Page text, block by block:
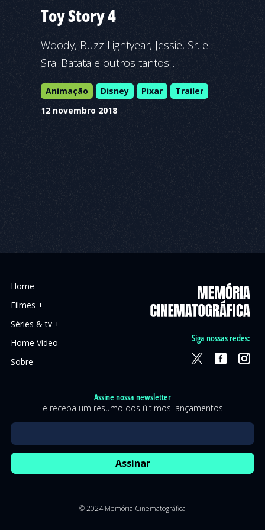
Toy Story 4
Woody, Buzz Lightyear, Jessie, Sr. e
Sra. Batata e outros tantos...
Animação Disney Pixar
Trailer
12 novembro 2018
Home
Filmes +
Séries & tv +
Home Vídeo
Sobre
Assine nossa newsletter
e receba um resumo dos últimos lançamentos
Siga nossas redes:
© 2024 Memória Cinematográfica